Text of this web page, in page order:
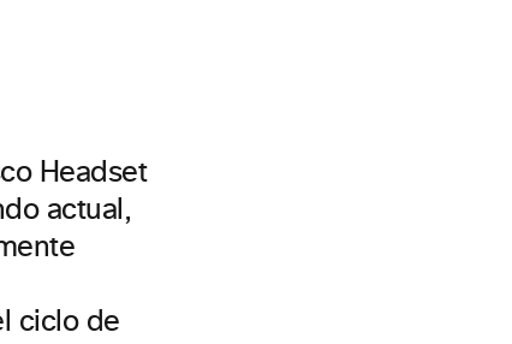
Headset
actual,
ciclo de